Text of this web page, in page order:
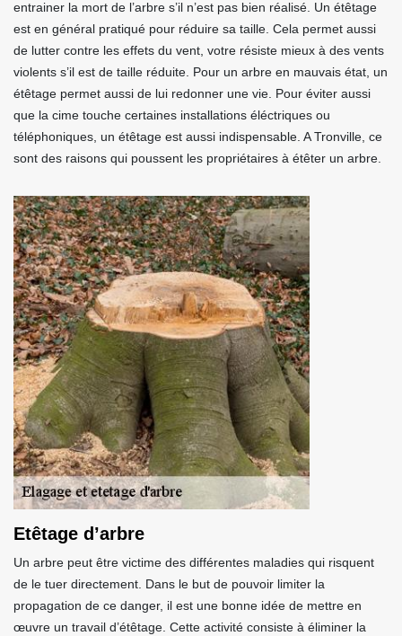
entrainer la mort de l’arbre s’il n’est pas bien réalisé. Un étêtage
est en général pratiqué pour réduire sa taille. Cela permet aussi
de lutter contre les effets du vent, votre résiste mieux à des vents
violents s’il est de taille réduite. Pour un arbre en mauvais état, un
étêtage permet aussi de lui redonner une vie. Pour éviter aussi
que la cime touche certaines installations éléctriques ou
téléphoniques, un étêtage est aussi indispensable. A Tronville, ce
sont des raisons qui poussent les propriétaires à étêter un arbre.
Etêtage d’arbre
Un arbre peut être victime des différentes maladies qui risquent
de le tuer directement. Dans le but de pouvoir limiter la
propagation de ce danger, il est une bonne idée de mettre en
œuvre un travail d’étêtage. Cette activité consiste à éliminer la